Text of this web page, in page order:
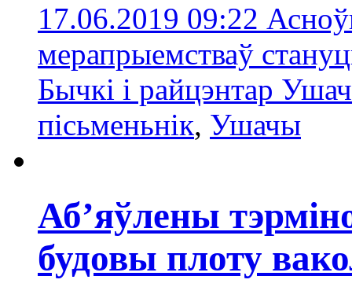
17.06.2019 09:22
мерапрыемстваў
Бычкі і райцэнтар
пісьменьнік, Ушачы
Аб’яўлены
будовы плоту